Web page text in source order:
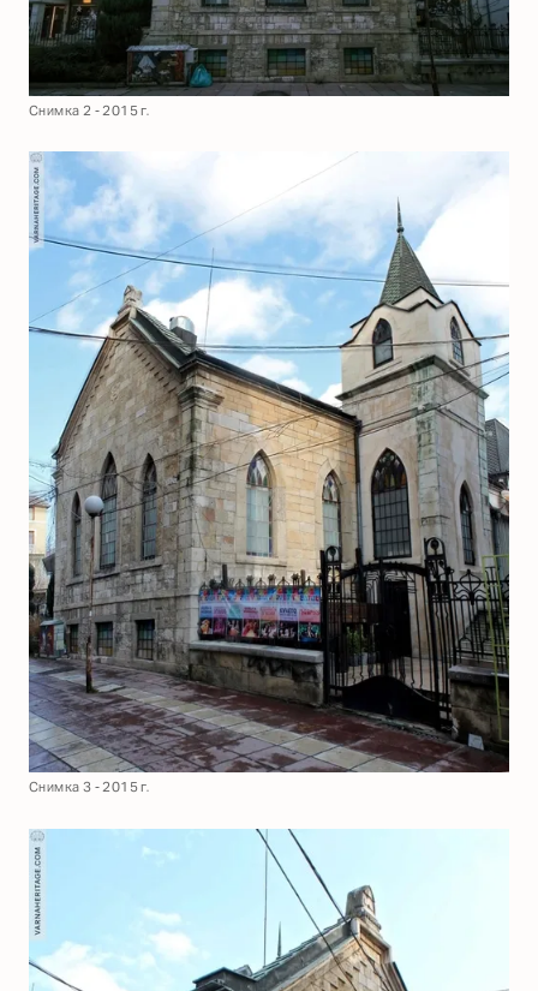
Снимка 2 - 2015 г.
Снимка 3 - 2015 г.